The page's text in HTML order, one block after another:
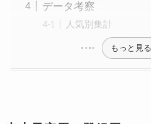
データ考察
人気別集計
もっと見る